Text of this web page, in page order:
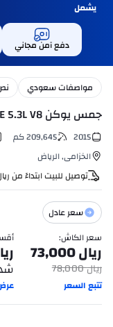
يشمل
دفع آمن مجاني
مواصفات سعودي
جمس يوكن SLE 5.3L V8
2015
209,645 كم
الخزامى,الرياض
توصيل للبيت ابتداءً من
سعر عادل
سعر الكاش:
ريال73,000
ريال78,000
تتبع السعر